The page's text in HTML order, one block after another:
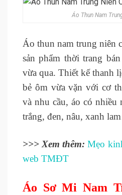
Áo Thun Nam
Áo thun nam trung niên
sản phẩm thời trang
vừa qua. Thiết kế thanh
bẻ ôm vừa vặn với cơ
và nhu cầu, áo có nhiều
trắng, đen, nâu, xanh
>>> Xem thêm: Mẹo
web TMĐT
Áo Sơ Mi Nam